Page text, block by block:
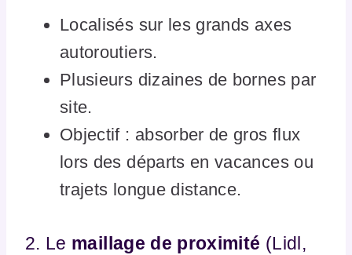
Localisés sur les grands axes
autoroutiers.
Plusieurs dizaines de bornes par
site.
Objectif : absorber de gros flux
lors des départs en vacances ou
trajets longue distance.
2. Le maillage de proximité (Lidl,